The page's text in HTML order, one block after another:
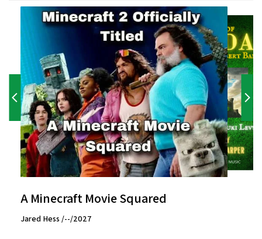
A Minecraft Movie Squared
Jared Hess /--/2027